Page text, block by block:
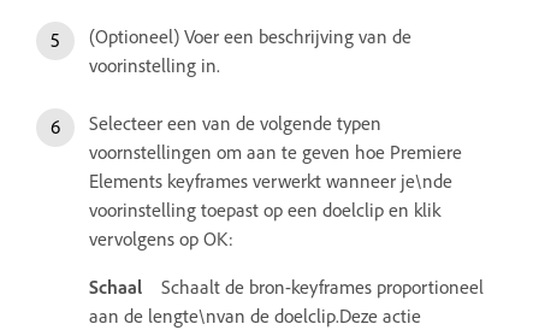
(Optioneel) Voer een beschrijving van de
voorinstelling in.
Selecteer een van de volgende typen
voornstellingen om aan te geven hoe Premiere
Elements keyframes verwerkt wanneer je\nde
voorinstelling toepast op een doelclip en klik
vervolgens op OK:
Schaal
Schaalt de bron-keyframes proportioneel
aan de lengte\nvan de doelclip.Deze actie